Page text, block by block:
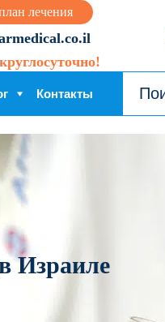
лечения
Контакты
Израиле